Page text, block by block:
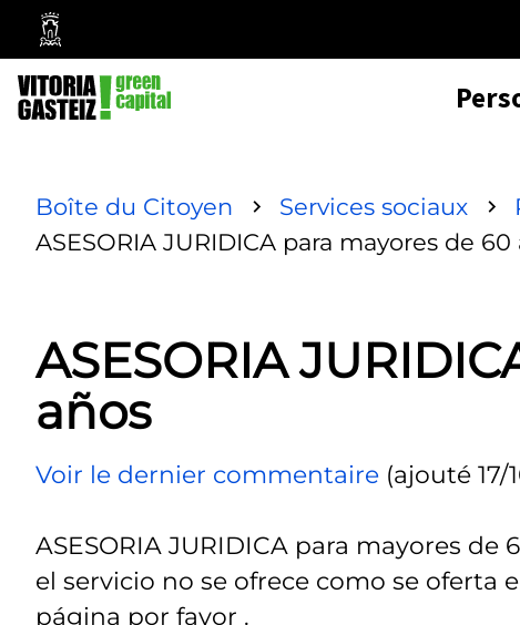
Mairie
de
Vitoria-
Gasteiz
Boîte du Citoyen Services sociaux
ASESORIA JURIDICA para mayores de 60
ASESORIA
años
Voir le dernier commentaire (ajouté 17/
ASESORIA JURIDICA para mayores
el servicio no se ofrece como se oferta
página por favor .